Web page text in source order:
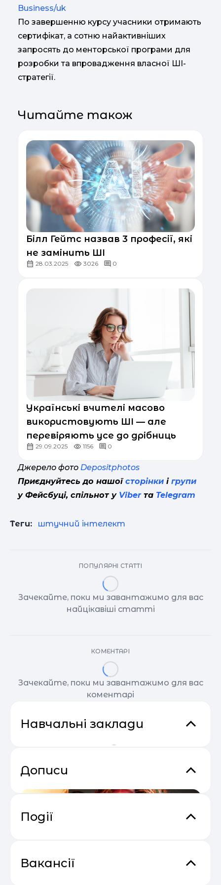
Business/uk
По завершенню курсу учасники отримають
сертифікат, а сотню найактивніших
запросять до менторської програми для
розробки та впровадження власної ШІ-
стратегії.
Читайте також
Білл Гейтс назвав 3 професії, які
не замінить ШІ
28.03.2025 3026 0
Українські вчителі масово
використовують ШІ — але
перевіряють усе до дрібниць
29.09.2025 1156 0
Джерело фото Depositphotos
Приєднуйтесь до нашої сторінки і групи
у Фейсбуці, спільнот у Viberта Telegram
Теги: штучний інтелект
ПОПУЛЯРНІ СТАТТІ
Зачекайте, поки ми завантажимо для вас
найцікавіші статті
КОМЕНТАРІ
Зачекайте, поки ми завантажимо для вас
коментарі
Навчальні заклади
Дописи
Події
SendPulse
Вакансії